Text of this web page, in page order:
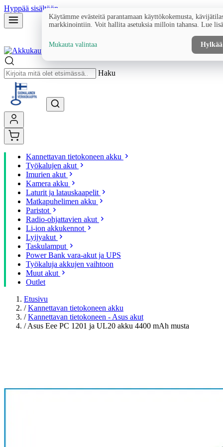
Hyppää sisältöön
Haku
Kannettavan tietokoneen akku
Työkalujen akut
Imurien akut
Kamera akku
Laturit ja latauskaapelit
Matkapuhelimen akku
Paristot
Radio-ohjattavien akut
Li-ion akkukennot
Lyijyakut
Taskulamput
Power Bank vara-akut ja UPS
Työkaluja akkujen vaihtoon
Muut akut
Outlet
Etusivu
/ Kannettavan tietokoneen akku
/ Kannettavan tietokoneen - Asus akut
/ Asus Eee PC 1201 ja UL20 akku 4400 mAh musta
Käytämme evästeitä parantamaan käyttökokemusta,
markkinointiin. Voit hallita asetuksia milloin tahansa. Lue
Mukauta valintaa Hylkää